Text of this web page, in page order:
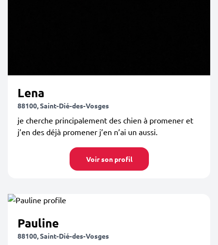
Lena
88100, Saint-Dié-des-Vosges
je cherche principalement des chien à promener et
j’en des déjà promener j’en n’ai un aussi.
Voir son profil
Pauline
88100, Saint-Dié-des-Vosges